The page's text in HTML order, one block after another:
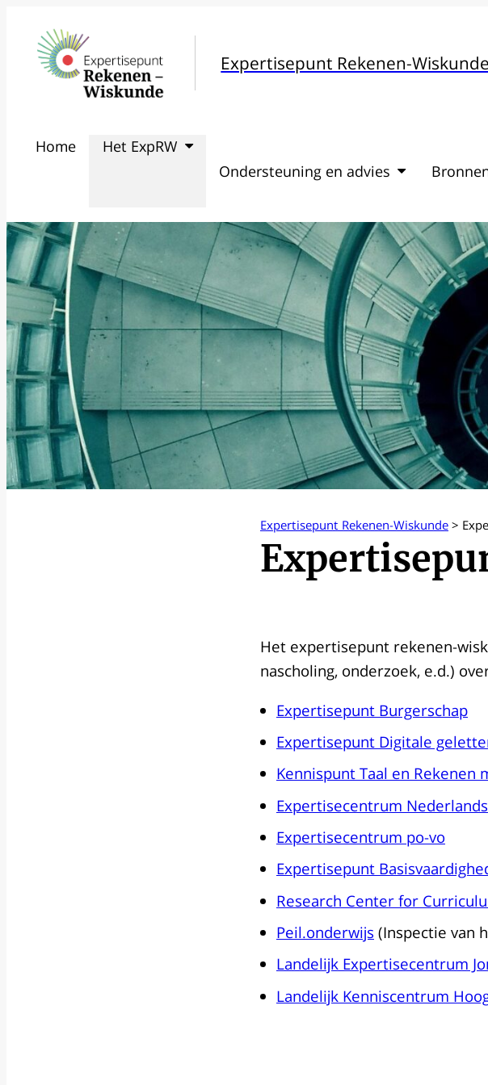
Expertisepunt Rekenen-Wiskunde
Home
Het ExpRW
Ondersteuning en advies
Expertisepunt Rekenen-Wiskunde >
Het expertisepunt rekenen-
nascholing, onderzoek, e.d.)
Expertisepunt Burgerschap
Expertisepunt Digitale
Kennispunt Taal en Rekenen
Expertisecentrum Nederlands
Expertisecentrum po-vo
Expertisepunt
Research Center for
Peil.onderwijs (Inspectie van
Landelijk Expertisecentrum
Landelijk Kenniscentrum